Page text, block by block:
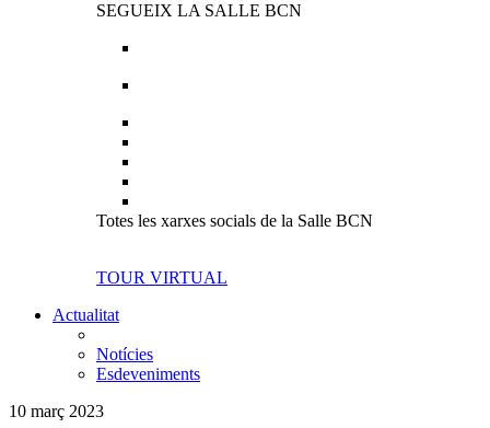
SEGUEIX LA SALLE BCN
Totes les xarxes socials de la Salle BCN
TOUR VIRTUAL
Actualitat
Notícies
Esdeveniments
10 març 2023